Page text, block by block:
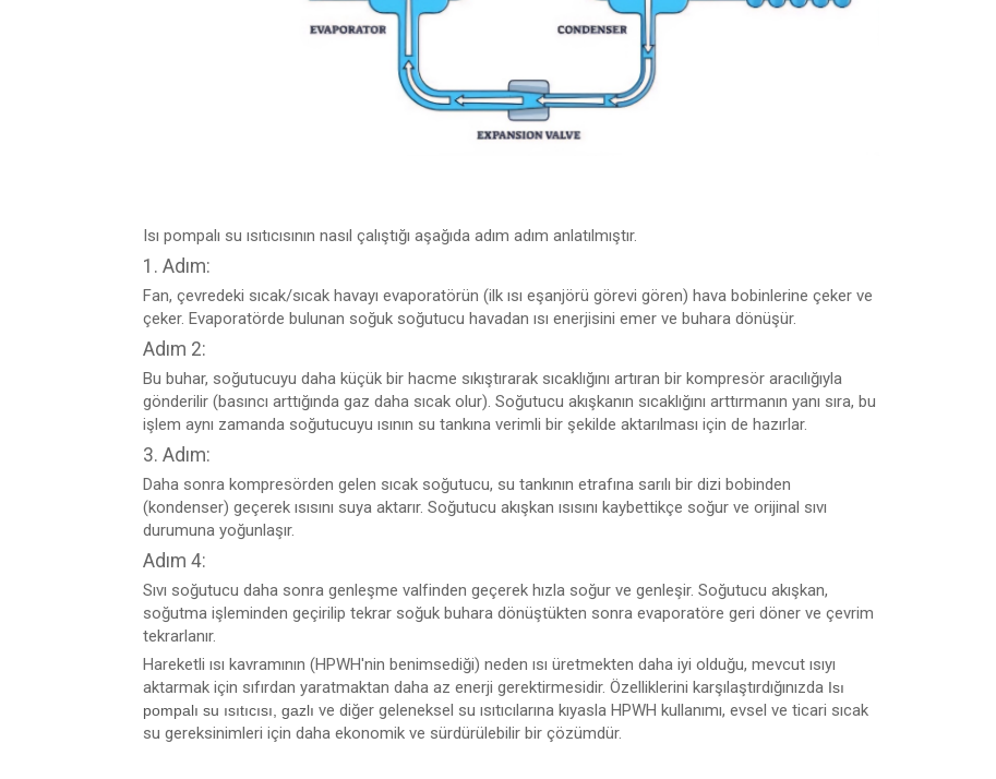
Isı pompalı su ısıtıcısının nasıl çalıştığı aşağıda adım adım anlatılmıştır.
1. Adım:
Fan, çevredeki sıcak/sıcak havayı evaporatörün (ilk ısı eşanjörü görevi gören) hava bobinlerine çeker ve
çeker. Evaporatörde bulunan soğuk soğutucu havadan ısı enerjisini emer ve buhara dönüşür.
Adım 2:
Bu buhar, soğutucuyu daha küçük bir hacme sıkıştırarak sıcaklığını artıran bir kompresör aracılığıyla
gönderilir (basıncı arttığında gaz daha sıcak olur). Soğutucu akışkanın sıcaklığını arttırmanın yanı sıra, bu
işlem aynı zamanda soğutucuyu ısının su tankına verimli bir şekilde aktarılması için de hazırlar.
3. Adım:
Daha sonra kompresörden gelen sıcak soğutucu, su tankının etrafına sarılı bir dizi bobinden
(kondenser) geçerek ısısını suya aktarır. Soğutucu akışkan ısısını kaybettikçe soğur ve orijinal sıvı
durumuna yoğunlaşır.
Adım 4:
Sıvı soğutucu daha sonra genleşme valfinden geçerek hızla soğur ve genleşir. Soğutucu akışkan,
soğutma işleminden geçirilip tekrar soğuk buhara dönüştükten sonra evaporatöre geri döner ve çevrim
tekrarlanır.
Hareketli ısı kavramının (HPWH'nin benimsediği) neden ısı üretmekten daha iyi olduğu, mevcut ısıyı
aktarmak için sıfırdan yaratmaktan daha az enerji gerektirmesidir. Özelliklerini karşılaştırdığınızda Isı
pompalı su ısıtıcısı, gazlı ve diğer geleneksel su ısıtıcılarına kıyasla HPWH kullanımı, evsel ve ticari sıcak
su gereksinimleri için daha ekonomik ve sürdürülebilir bir çözümdür.